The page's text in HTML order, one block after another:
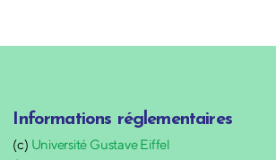
Informations réglementaires
(c) Université Gustave Eiffel